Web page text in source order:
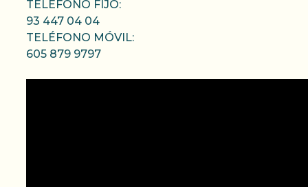
TELÉFONO FIJO:
93 447 04 04
TELÉFONO MÓVIL:
605 879 9797